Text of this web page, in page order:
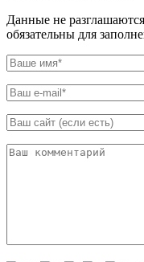
Данные не
обязательны для